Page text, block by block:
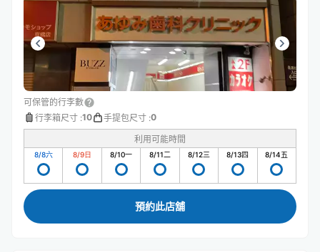
可保管的行李數
行李箱尺寸 :10 手提包尺寸 :0
利用可能時間
8/8六 8/9日 8/10一 8/11二 8/12三 8/13四 8/14五
預約此店舖